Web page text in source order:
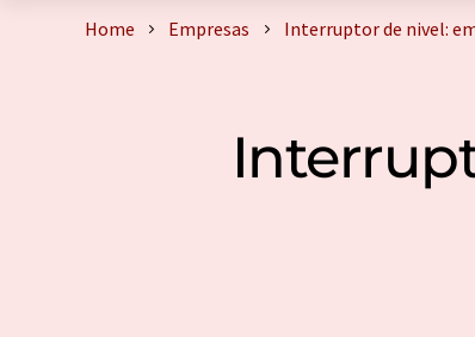
Home Empresas Interruptor de nivel: